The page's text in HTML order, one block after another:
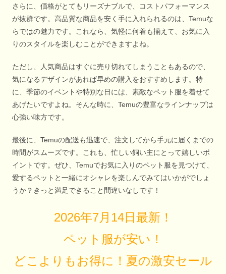
さらに、価格がとてもリーズナブルで、コストパフォーマンス
が抜群です。高品質な商品を安く手に入れられるのは、Temuな
らではの魅力です。これなら、気軽に何着も揃えて、お気に入
りのスタイルを楽しむことができますよね。
ただし、人気商品はすぐに売り切れてしまうこともあるので、
気になるデザインがあれば早めの購入をおすすめします。特
に、季節のイベントや特別な日には、素敵なペット服を着せて
あげたいですよね。そんな時に、Temuの豊富なラインナップは
心強い味方です。
最後に、Temuの配送も迅速で、注文してから手元に届くまでの
時間がスムーズです。これも、忙しい飼い主にとって嬉しいポ
イントです。ぜひ、Temuでお気に入りのペット服を見つけて、
愛するペットと一緒にオシャレを楽しんでみてはいかがでしょ
うか？きっと満足できること間違いなしです！
2026年7月14日最新！
ペット服が安い！
どこよりもお得に！夏の激安セール